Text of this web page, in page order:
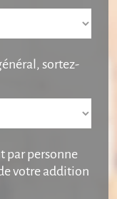
sortez-
parpersonne
votre addition